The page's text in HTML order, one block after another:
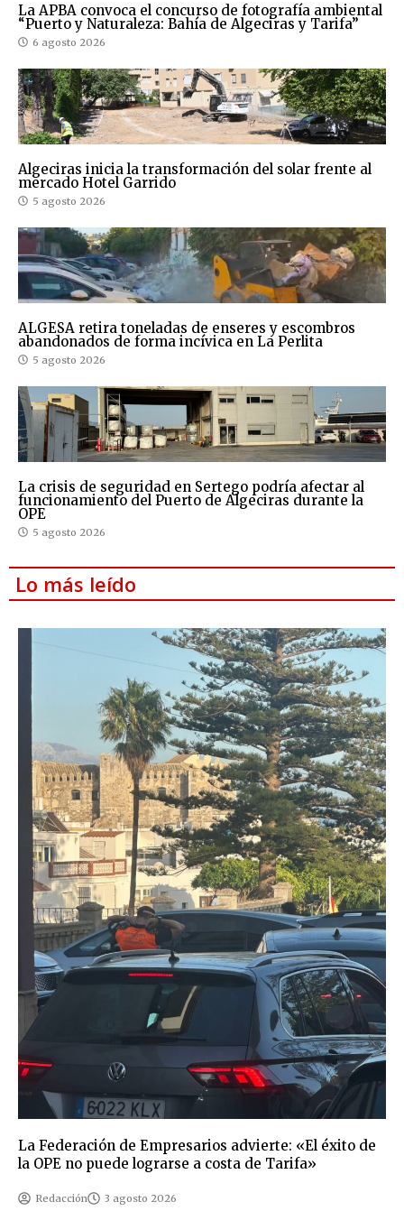
La APBA convoca el concurso de fotografía ambiental
“Puerto y Naturaleza: Bahía de Algeciras y Tarifa”
6 agosto 2026
Algeciras inicia la transformación del solar frente al
mercado Hotel Garrido
5 agosto 2026
ALGESA retira toneladas de enseres y escombros
abandonados de forma incívica en La Perlita
5 agosto 2026
La crisis de seguridad en Sertego podría afectar al
funcionamiento del Puerto de Algeciras durante la
OPE
5 agosto 2026
Lo más leído
La Federación de Empresarios advierte: «El éxito de
la OPE no puede lograrse a costa de Tarifa»
Redacción 3 agosto 2026